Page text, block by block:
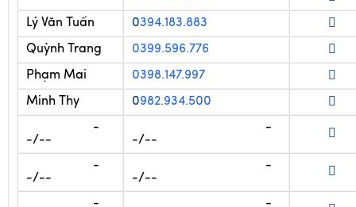
Cẩm Thơ 0394.188.558
Lý Văn Tuấn 0394.183.883
Quỳnh Trang 0399.596.776
Phạm Mai 0398.147.997
Minh Thy 0982.934.500
-
-/--
-
-/--
-
-/--
-
-/--